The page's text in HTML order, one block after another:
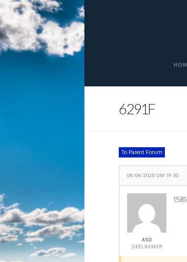
6291F
To Parent Forum
08/06/2020 OM 19:30
ASD
DEELNEMER